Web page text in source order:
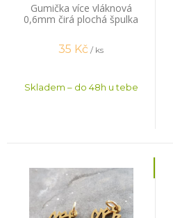
Gumička více vláknová
0,6mm čirá plochá špulka
44m
35 Kč / ks
Skladem – do 48h u tebe